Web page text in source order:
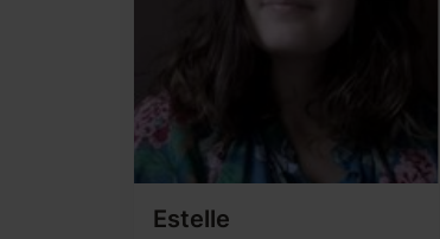
Estelle